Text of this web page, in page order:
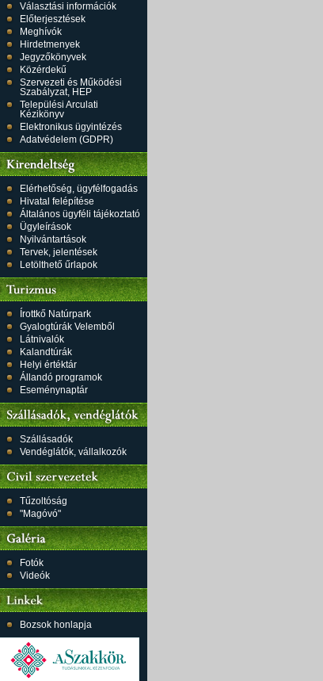
Választási információk
Előterjesztések
Meghívók
Hirdetmenyek
Jegyzőkönyvek
Közérdekű
Szervezeti és Működési
Szabályzat, HEP
Települési Arculati
Kézikönyv
Elektronikus ügyintézés
Adatvédelem (GDPR)
Elérhetőség, ügyfélfogadás
Hivatal felépítése
Általános ügyféli tájékoztató
Ügyleírások
Nyilvántartások
Tervek, jelentések
Letölthető űrlapok
Írottkő Natúrpark
Gyalogtúrák Velemből
Látnivalók
Kalandtúrák
Helyi értéktár
Állandó programok
Eseménynaptár
Szállásadók
Vendéglátók, vállalkozók
Tűzoltóság
"Magóvó"
Fotók
Videók
Bozsok honlapja